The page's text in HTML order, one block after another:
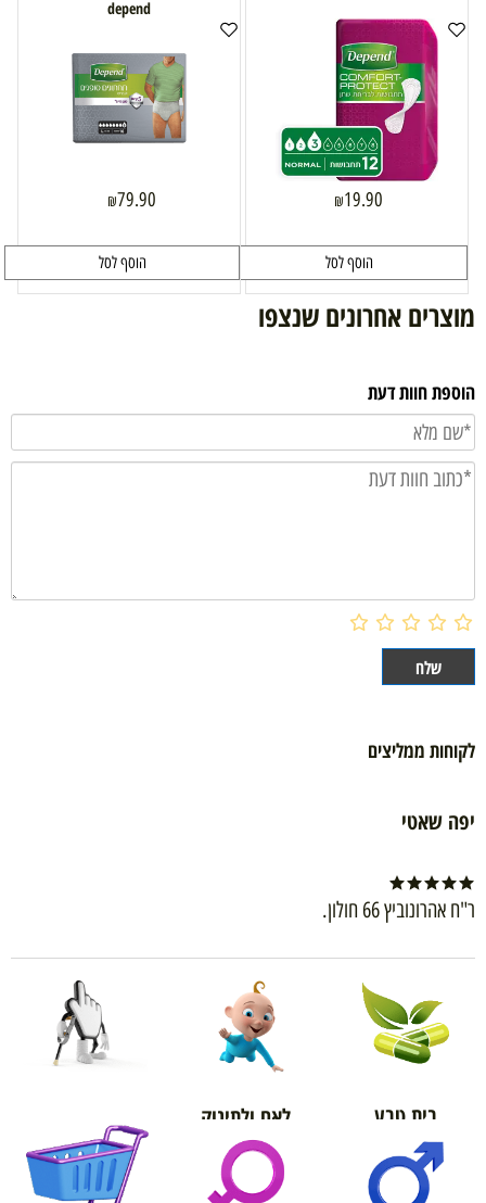
₪19.90
הוסף לסל
depend
₪79.90
הוסף לסל
מוצרים אחרונים שנצפו
הוספת חוות דעת
לקוחות ממליצים
יפה שאטי
ר"ח אהרונוביץ 66 חולון.
בית טבע לאם ולתינוק
אורטופדיה